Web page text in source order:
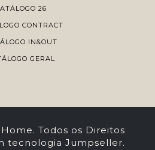
26
CONTRACT
IN&OUT
GERAL
Todos os Direitos
tecnologia Jumpseller.